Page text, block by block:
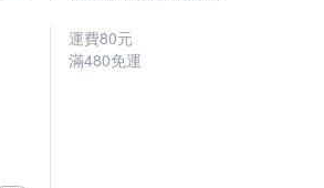
運費80元
滿480免運